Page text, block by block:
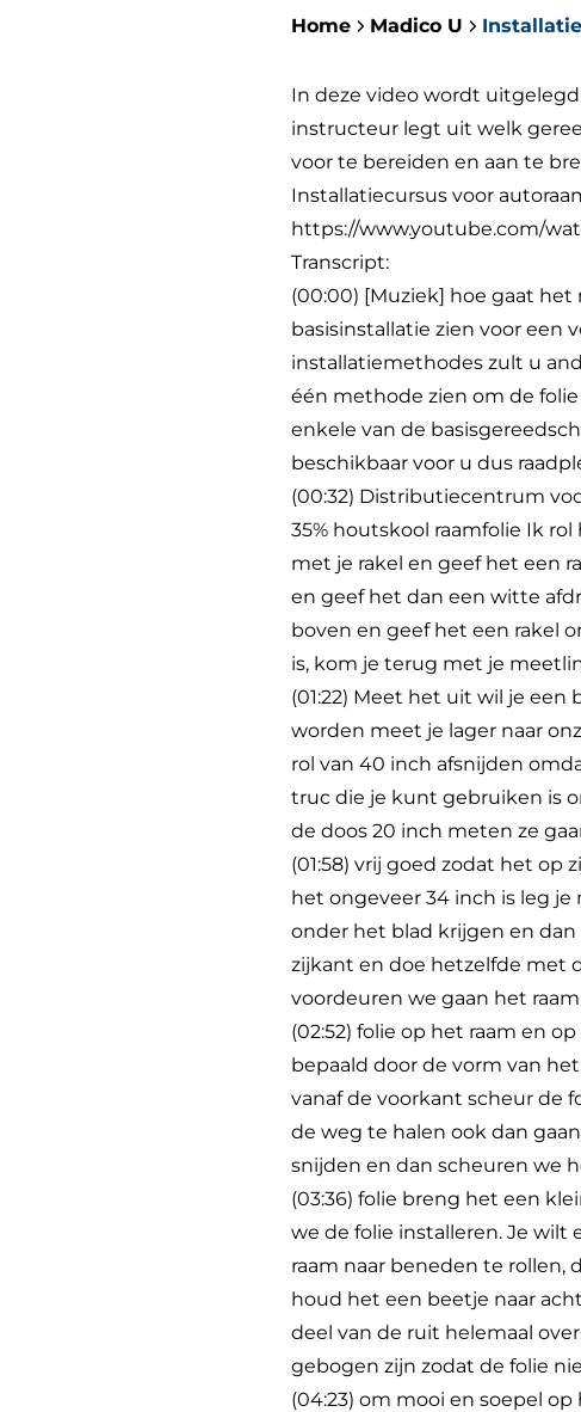
Home Madico U
In deze video wordt
instructeur legt uit welk
voor te bereiden en aan te
Installatiecursus voor
https://www.youtube.com/
Transcript:
(00:00) [Muziek] hoe gaat
basisinstallatie zien voor een
installatiemethodes zult u
één methode zien om de
enkele van de
beschikbaar voor u dus
(00:32) Distributiecentrum
35% houtskool raamfolie Ik
met je rakel en geef het een
en geef het dan een witte
boven en geef het een rakel
is, kom je terug met je
(01:22) Meet het uit wil je
worden meet je lager naar
rol van 40 inch afsnijden
truc die je kunt gebruiken is
de doos 20 inch meten ze
(01:58) vrij goed zodat het
het ongeveer 34 inch is leg
onder het blad krijgen en
zijkant en doe hetzelfde met
voordeuren we gaan het
(02:52) folie op het raam en
bepaald door de vorm van
vanaf de voorkant scheur de
de weg te halen ook dan
snijden en dan scheuren we
(03:36) folie breng het een
we de folie installeren. Je wilt
raam naar beneden te rollen,
houd het een beetje naar
deel van de ruit helemaal
gebogen zijn zodat de folie
(04:23) om mooi en soepel